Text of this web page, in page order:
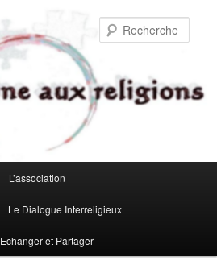
L’association
Le Dialogue Interreligieux
Echanger et Partager